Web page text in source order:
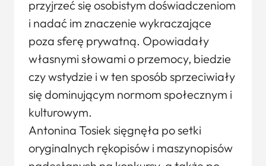
przyjrzeć się osobistym doświadczeniom
i nadać im znaczenie wykraczające
poza sferę prywatną. Opowiadały
własnymi słowami o przemocy, biedzie
czy wstydzie i w ten sposób sprzeciwiały
się dominującym normom społecznym i
kulturowym.
Antonina Tosiek sięgnęła po setki
oryginalnych rękopisów i maszynopisów